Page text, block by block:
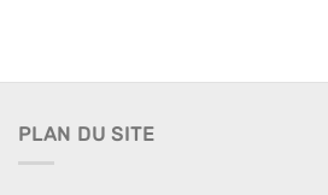
PLAN DU SITE